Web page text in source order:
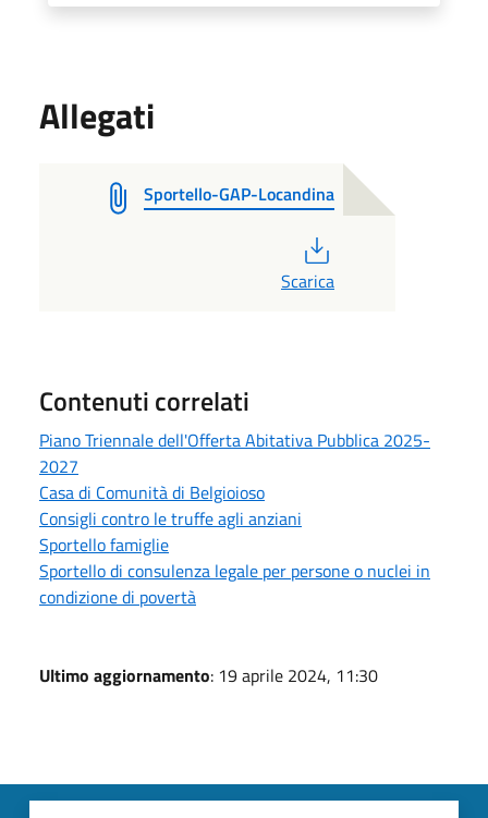
Allegati
Sportello-GAP-Locandina
Scarica
Contenuti correlati
Piano Triennale dell'Offerta Abitativa Pubblica 2025-
2027
Casa di Comunità di Belgioioso
Consigli contro le truffe agli anziani
Sportello famiglie
Sportello di consulenza legale per persone o nuclei in
condizione di povertà
Ultimo aggiornamento: 19 aprile 2024, 11:30